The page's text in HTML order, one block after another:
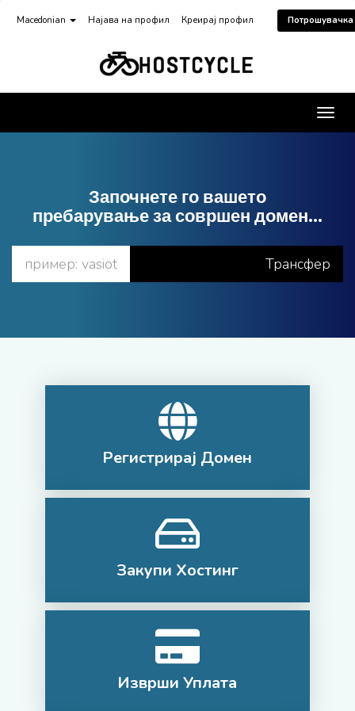
Macedonian Најава на профил Креирај профил
ја
Започнете го вашето
пребарување за совршен домен...
Регистрирај Домен
Закупи Хостинг
Изврши Уплата